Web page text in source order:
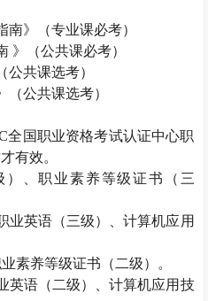
南》（专业课必考）
》（公共课必考）
公共课选考）
（公共课选考）
全国职业资格考试认证中心职
有效。
）、职业素养等级证书（三
业英语（三级）、计算机应用
业素养等级证书（二级）。
英语（二级）、计算机应用技